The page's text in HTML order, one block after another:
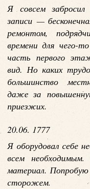
Я совсем
записи —
ремонтом,
времени для чего-
часть первого
вид. Но каких
большинство
даже за
приезжих.
20.06. 1777
Я оборудовал себе
всем
материал. Попробую
сторожем.